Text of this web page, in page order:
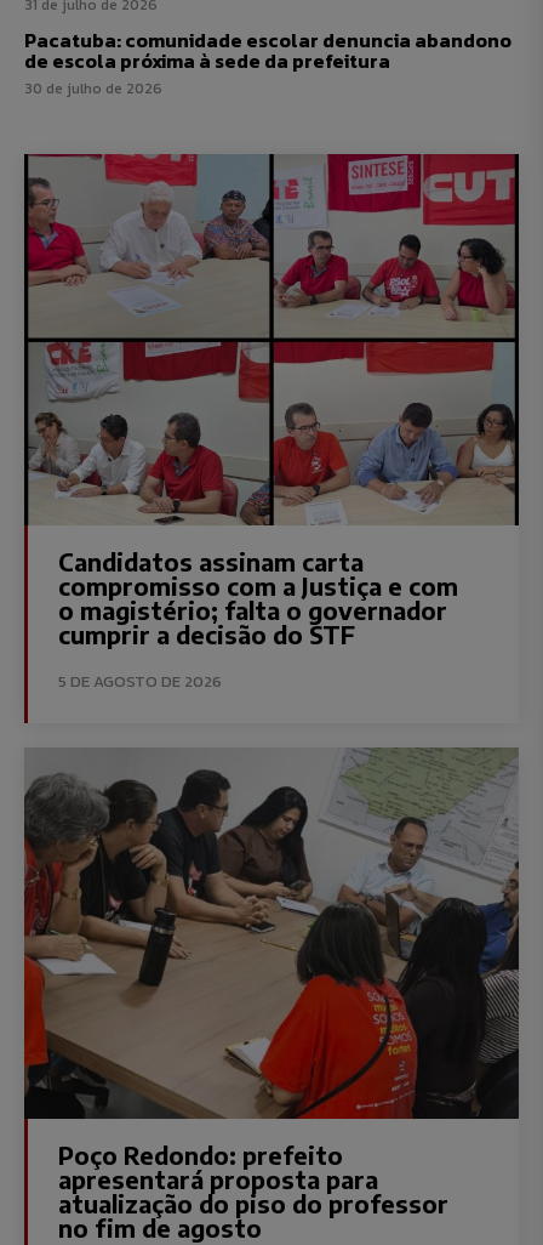
31 de julho de 2026
Pacatuba: comunidade escolar denuncia abandono
de escola próxima à sede da prefeitura
30 de julho de 2026
Candidatos assinam carta
compromisso com a Justiça e com
o magistério; falta o governador
cumprir a decisão do STF
5 DE AGOSTO DE 2026
Poço Redondo: prefeito
apresentará proposta para
atualização do piso do professor
no fim de agosto